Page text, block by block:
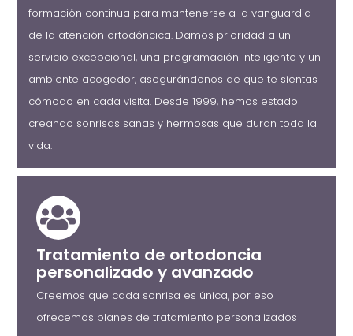
formación continua para mantenerse a la vanguardia
de la atención ortodóncica. Damos prioridad a un
servicio excepcional, una programación inteligente y un
ambiente acogedor, asegurándonos de que te sientas
cómodo en cada visita. Desde 1999, hemos estado
creando sonrisas sanas y hermosas que duran toda la
vida.
Tratamiento de ortodoncia
personalizado y avanzado
Creemos que cada sonrisa es única, por eso
ofrecemos planes de tratamiento personalizados